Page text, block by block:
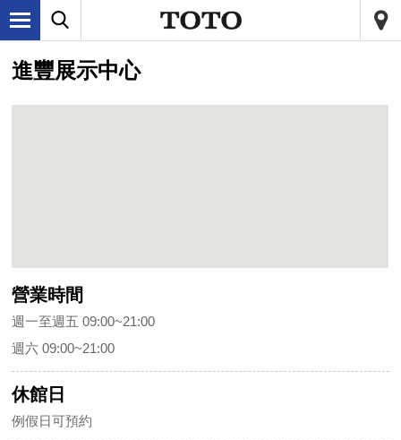
進豐展示中心
營業時間
週一至週五 09:00~21:00
週六 09:00~21:00
休館日
例假日可預約